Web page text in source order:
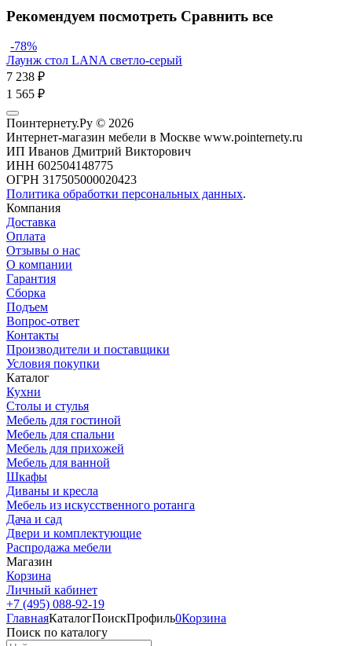
Рекомендуем посмотреть Сравнить все
-78%
Лаунж стол LANA светло-серый
7 238 ₽
1 565 ₽
Поинтернету.Ру © 2026
Интернет-магазин мебели в Москве www.pointernety.ru
ИП Иванов Дмитрий Викторович
ИНН 602504148775
ОГРН 317505000020423
Политика обработки персональных данных.
Компания
Доставка
Оплата
Отзывы о нас
О компании
Гарантия
Сборка
Подъем
Вопрос-ответ
Контакты
Производители и поставщики
Условия покупки
Каталог
Кухни
Столы и стулья
Мебель для гостиной
Мебель для спальни
Мебель для прихожей
Мебель для ванной
Шкафы
Диваны и кресла
Мебель из искусственного ротанга
Дача и сад
Двери и комплектующие
Распродажа мебели
Магазин
Корзина
Личный кабинет
+7 (495) 088-92-19
ГлавнаяКаталогПоискПрофиль0Корзина
Поиск по каталогу